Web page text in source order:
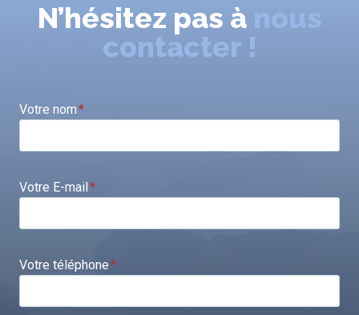
N’hésitez pas à nous
contacter !
Votre nom*
Votre E-mail*
Votre téléphone*